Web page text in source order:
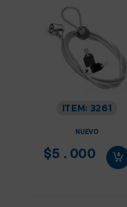
ITEM: 3261
NUEVO
$5.000